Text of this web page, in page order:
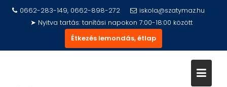
0662-283-149, 0662-898-272
iskola@szatymaz.hu
➤ Nyitva tartás: tanítási napokon 7:00-18:00 között
Étkezés lemondás, étlap